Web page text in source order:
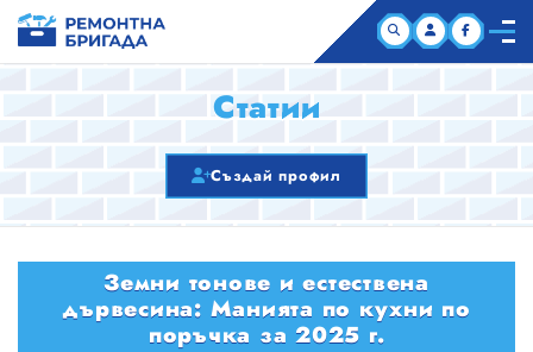
НАЧАЛО
КОМПАНИИ
ЗА НАС
Статии
Създай профил
Земни тонове и естествена
дървесина: Манията по кухни по
поръчка за 2025 г.